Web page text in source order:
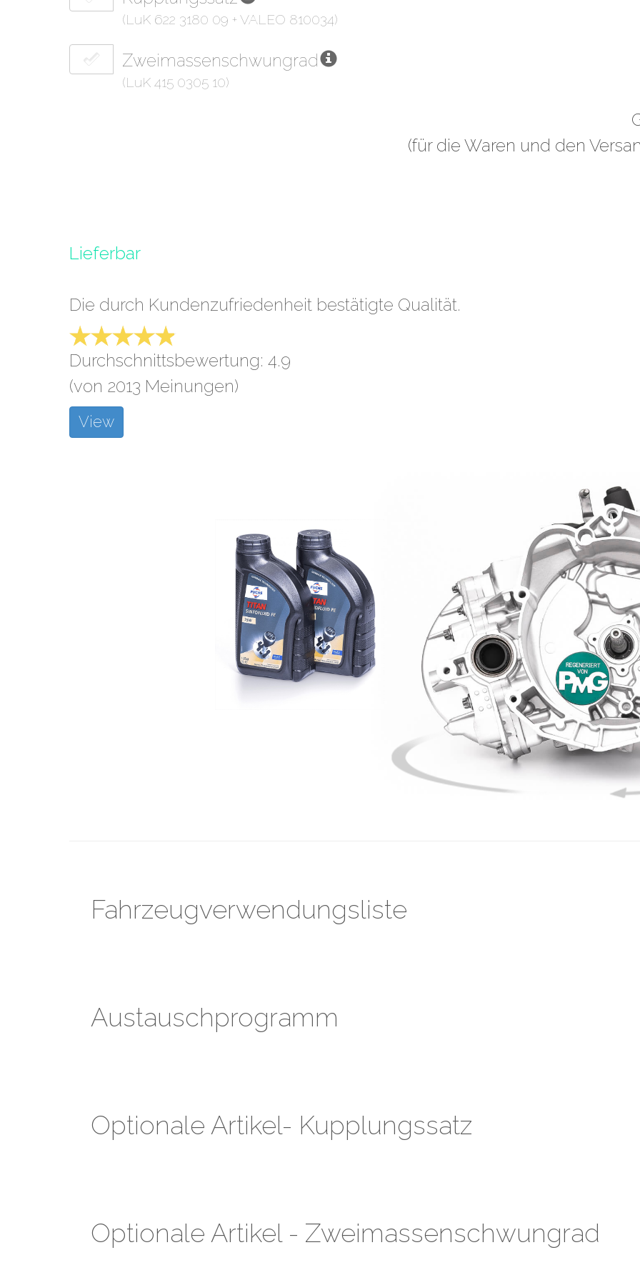
(LuK 622 3180 09 + VALEO 810034)
Zweimassenschwungrad
(LuK 415 0305 10)
(für die Waren und den
Lieferbar
Die durch Kundenzufriedenheit bestätigte Qualität.
Durchschnittsbewertung: 4.9
(von 2013 Meinungen)
Fahrzeugverwendungsliste
Austauschprogramm
Optionale Artikel- Kupplungssatz
Optionale Artikel - Zweimassenschwungrad